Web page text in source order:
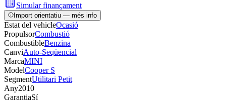
Simular finançament
Import orientatiu — més info
Estat del vehicleOcasió
PropulsorCombustió
CombustibleBenzina
CanviAuto-Seqüencial
MarcaMINI
ModelCooper S
SegmentUtilitari Petit
Any2010
GarantiaSí